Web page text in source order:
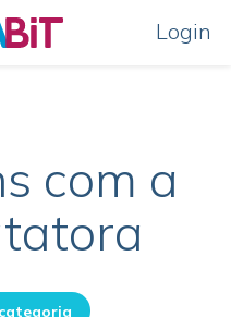
Login
com a